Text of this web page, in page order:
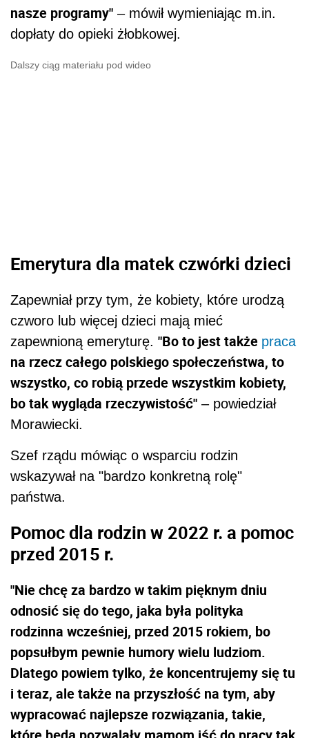
nasze programy" – mówił wymieniając m.in.
dopłaty do opieki żłobkowej.
Dalszy ciąg materiału pod wideo
Emerytura dla matek czwórki dzieci
Zapewniał przy tym, że kobiety, które urodzą
czworo lub więcej dzieci mają mieć
zapewnioną emeryturę. "Bo to jest także praca
na rzecz całego polskiego społeczeństwa, to
wszystko, co robią przede wszystkim kobiety,
bo tak wygląda rzeczywistość" – powiedział
Morawiecki.
Szef rządu mówiąc o wsparciu rodzin
wskazywał na "bardzo konkretną rolę"
państwa.
Pomoc dla rodzin w 2022 r. a pomoc
przed 2015 r.
"Nie chcę za bardzo w takim pięknym dniu
odnosić się do tego, jaka była polityka
rodzinna wcześniej, przed 2015 rokiem, bo
popsułbym pewnie humory wielu ludziom.
Dlatego powiem tylko, że koncentrujemy się tu
i teraz, ale także na przyszłość na tym, aby
wypracować najlepsze rozwiązania, takie,